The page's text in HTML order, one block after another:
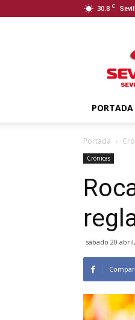
30.8 C
PORTADA
Portada
Crónicas
sábado 20